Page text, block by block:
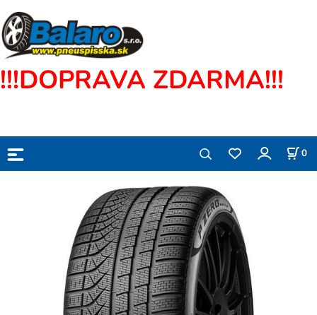
!!!DOPRAVA ZDARMA!!!
0